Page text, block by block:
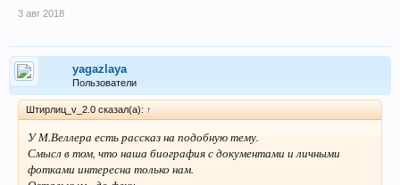
3 авг 2018
yagazlaya
Пользователи
Штирлиц_v_2.0 сказал(а): ↑
У М.Веллера есть рассказ на подобную тему.
Смысл в том, что наша биография с документами и личными
фотками интересна только нам.